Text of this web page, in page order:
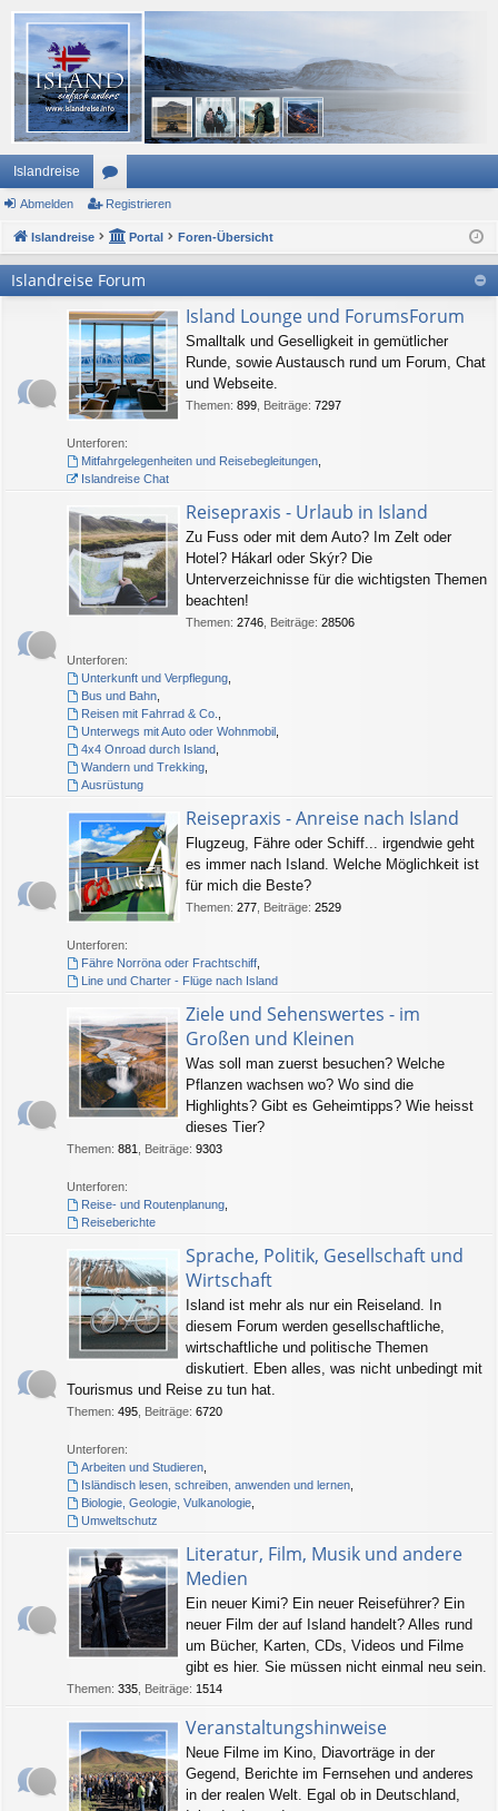
Islandreise
or
en
Abmelden Registrieren
Islandreise Portal Foren-Übersicht
Islandreise Forum
Island Lounge und ForumsForum
Smalltalk und Geselligkeit in gemütlicher
Runde, sowie Austausch rund um Forum, Chat
und Webseite.
Themen: 899 Beiträge: 7297
Unterforen:
Mitfahrgelegenheiten und Reisebegleitungen,
Islandreise Chat
Reisepraxis - Urlaub in Island
Zu Fuss oder mit dem Auto? Im Zelt oder
Hotel? Hákarl oder Skýr? Die
Unterverzeichnisse für die wichtigsten Themen
beachten!
Themen: 2746 Beiträge: 28506
Unterforen:
Unterkunft und Verpflegung,
Bus und Bahn,
Reisen mit Fahrrad & Co.
Unterwegs mit Auto oder Wohnmobil,
4x4 Onroad durch Island,
Wandern und Trekking,
Ausrüstung
Reisepraxis - Anreise nach Island
Flugzeug, Fähre oder Schiff... irgendwie geht
es immer nach Island. Welche Möglichkeit ist
für mich die Beste?
Themen: 277 Beiträge: 2529
Unterforen:
Fähre Norröna oder Frachtschiff,
Line und Charter - Flüge nach Island
Ziele und Sehenswertes - im
Großen und Kleinen
Was soll man zuerst besuchen? Welche
Pflanzen wachsen wo? Wo sind die
Highlights? Gibt es Geheimtipps? Wie heisst
dieses Tier?
Themen: 881 Beiträge: 9303
Unterforen:
Reise- und Routenplanung,
Reiseberichte
Sprache, Politik, Gesellschaft und
Wirtschaft
Island ist mehr als nur ein Reiseland. In
diesem Forum werden gesellschaftliche,
wirtschaftliche und politische Themen
diskutiert. Eben alles, was nicht unbedingt mit
Tourismus und Reise zu tun hat.
Themen: 495 Beiträge: 6720
Unterforen:
Arbeiten und Studieren,
Isländisch lesen, schreiben, anwenden und lernen,
Biologie, Geologie, Vulkanologie,
Umweltschutz
Literatur, Film, Musik und andere
Medien
Ein neuer Kimi? Ein neuer Reiseführer? Ein
neuer Film der auf Island handelt? Alles rund
um Bücher, Karten, CDs, Videos und Filme
gibt es hier. Sie müssen nicht einmal neu sein.
Themen: 335 Beiträge: 1514
Veranstaltungshinweise
Neue Filme im Kino, Diavorträge in der
Gegend, Berichte im Fernsehen und anderes
in der realen Welt. Egal ob in Deutschland,